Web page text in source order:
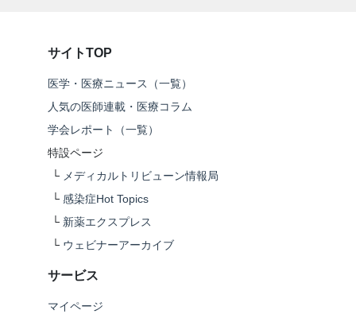
サイトTOP
医学・医療ニュース（一覧）
人気の医師連載・医療コラム
学会レポート（一覧）
特設ページ
└ メディカルトリビューン情報局
└ 感染症Hot Topics
└ 新薬エクスプレス
└ ウェビナーアーカイブ
サービス
マイページ